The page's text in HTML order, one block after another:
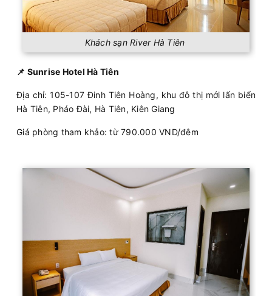
Khách sạn River Hà Tiên
📌 Sunrise Hotel Hà Tiên
Địa chỉ: 105-107 Đinh Tiên Hoàng, khu đô thị mới lấn biển
Hà Tiên, Pháo Đài, Hà Tiên, Kiên Giang
Giá phòng tham khảo: từ 790.000 VND/đêm